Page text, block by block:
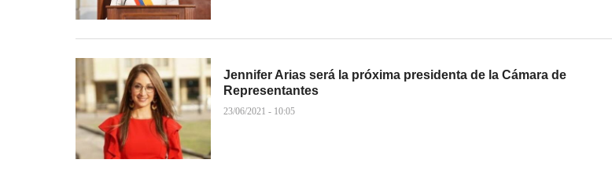
Jennifer Arias será la próxima presidenta de la Cámara de
Representantes
23/06/2021 - 10:05